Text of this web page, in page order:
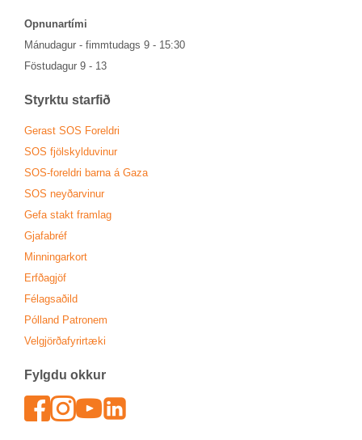
Opn­un­ar­tími
Mánu­dag­ur - fimmtu­dags 9 - 15:30
Föstu­dag­ur 9 - 13
Styrktu starf­ið
Ger­ast SOS For­eldri
SOS fjöl­skyldu­vin­ur
SOS-for­eldri barna á Gaza
SOS neyð­ar­vin­ur
Gefa stakt fram­lag
Gjafa­bréf
Minn­ing­ar­kort
Erfða­gjöf
Fé­lags­að­ild
Pól­land Patronem
Vel­gjörða­fyr­ir­tæki
Fylgdu okk­ur
Face­book
In­sta­gram
Youtu­be
Lin­ked­In